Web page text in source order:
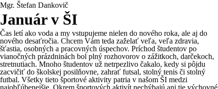
Mgr. Štefan Dankovič
Január v ŠI
Čas letí ako voda a my vstupujeme nielen do nového roka, ale aj do
nového desaťročia. Chcem Vám teda zaželať veľa, veľa zdravia,
šťastia, osobných a pracovných úspechov. Príchod študentov po
vianočných prázdninách bol plný rozhovorov o zážitkoch, darčekoch,
stretnutiach. Mnoho študentov už netrpezlivo čakalo, kedy si pôjdu
zacvičiť do školskej posilňovne, zahrať futsal, stolný tenis či stolný
futbal. Všetky tieto športové aktivity patria v našom ŠI medzi